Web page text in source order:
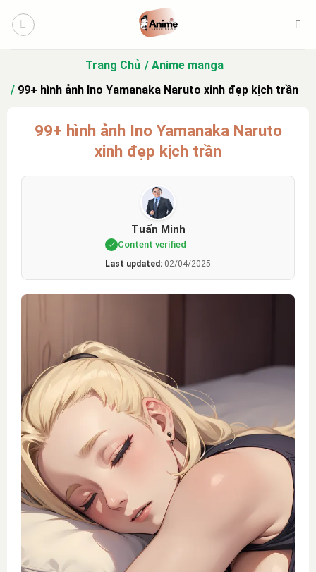
qua
Trang Chủ
Anime manga
99+ hình ảnh Ino Yamanaka Naruto xinh đẹp kịch trần
99+ hình ảnh Ino Yamanaka Naruto
xinh đẹp kịch trần
Tuấn Minh
Content verified
Last updated: 02/04/2025